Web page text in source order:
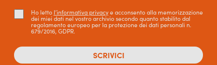
Ho letto l’informativa privacye acconsento alla memorizzazione
dei miei dati nel vostro archivio secondo quanto stabilito dal
regolamento europeo per la protezione dei dati personali n.
679/2016, GDPR.